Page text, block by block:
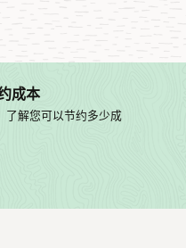
成本
了解您可以节约多少成